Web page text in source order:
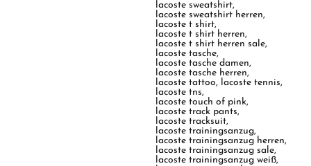
lacoste sweatshirt,
lacoste sweatshirt herren,
lacoste t shirt,
lacoste t shirt herren,
lacoste t shirt herren sale,
lacoste tasche,
lacoste tasche damen,
lacoste tasche herren,
lacoste tattoo, lacoste tennis,
lacoste tns,
lacoste touch of pink,
lacoste track pants,
lacoste tracksuit,
lacoste trainingsanzug,
lacoste trainingsanzug herren,
lacoste trainingsanzug sale,
lacoste trainingsanzug weiß,